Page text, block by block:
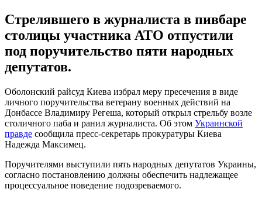
Стрелявшего в журналиста в пивбаре
столицы участника АТО отпустили
под поручительство пяти народных
депутатов.
Оболонский райсуд Киева избрал меру пресечения в виде
личного поручительства ветерану военных действий на
Донбассе Владимиру Регеша, который открыл стрельбу возле
столичного паба и ранил журналиста. Об этом Украинской
правде сообщила пресс-секретарь прокуратуры Киева
Надежда Максимец.
Поручителями выступили пять народных депутатов Украины,
согласно постановлению должны обеспечить надлежащее
процессуальное поведение подозреваемого.